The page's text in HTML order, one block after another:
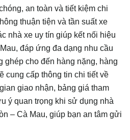
an toàn và tiết kiệm chi
thuận tiện và tần suất xe
nhà xe uy tín giúp kết nối hiệu
đáp ứng đa dạng nhu cầu
ghép cho đến hàng nặng, hàng
cung cấp thông tin chi tiết về
giao nhận, bảng giá tham
ý quan trọng khi sử dụng nhà
– Cà Mau, giúp bạn an tâm gửi